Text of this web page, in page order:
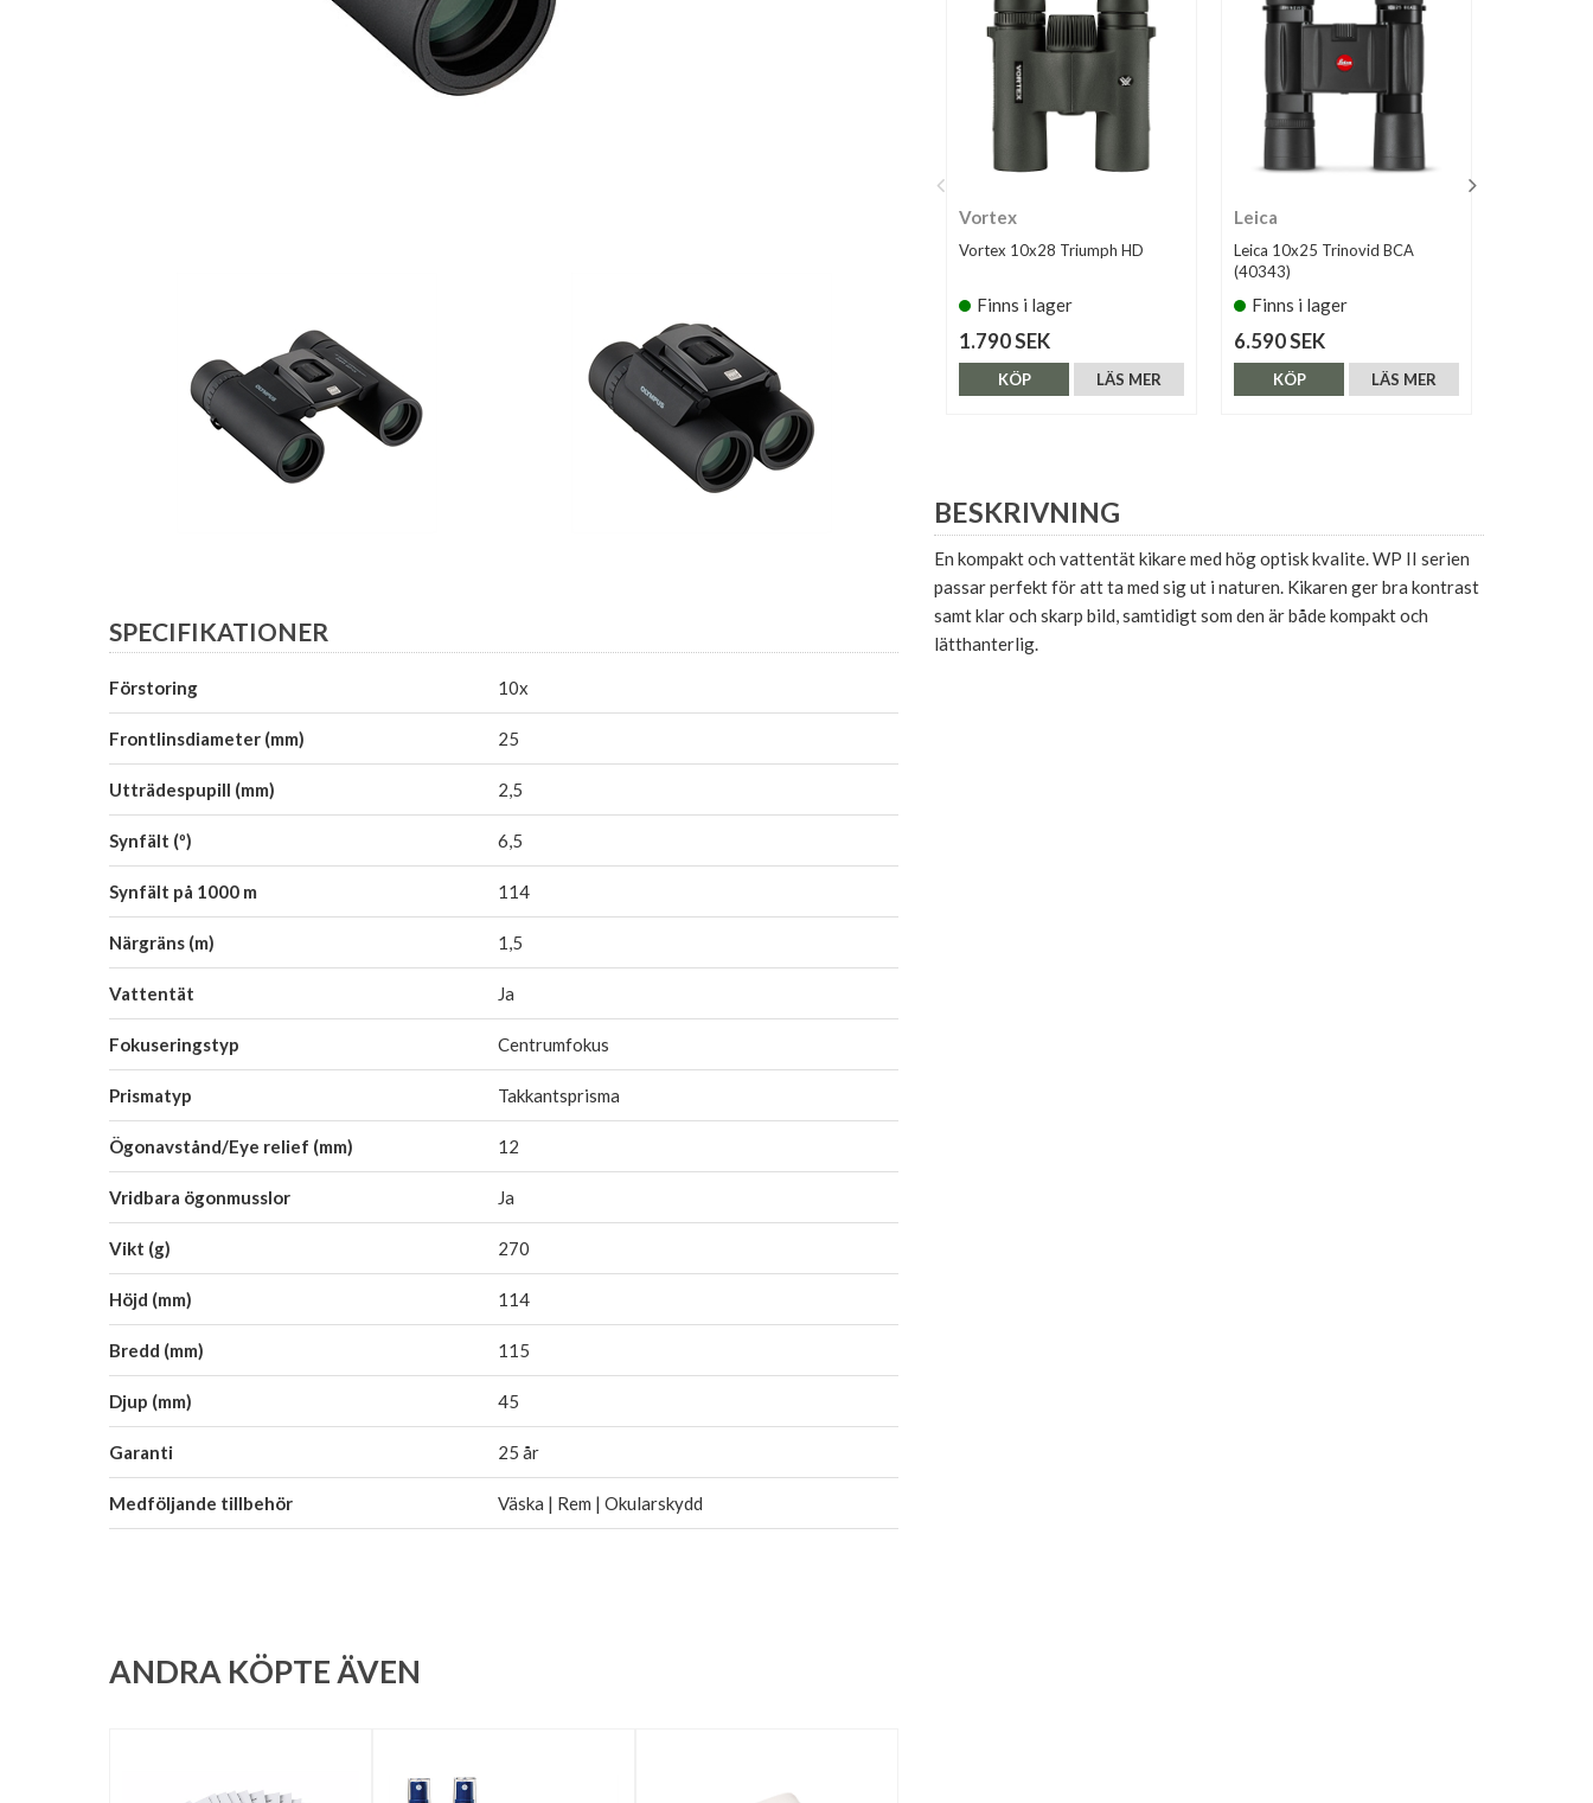
Vortex
Vortex 10x28 Triumph HD
Finns i lager
1.790 SEK
LÄS MER
KÖP
Leica
Leica 10x25 Trinovid BCA
(40343)
Finns i lager
6.590 SEK
LÄS MER
KÖP
BESKRIVNING
En kompakt och vattentät kikare med hög optisk kvalite. WP II serien
passar perfekt för att ta med sig ut i naturen. Kikaren ger bra kontrast
samt klar och skarp bild, samtidigt som den är både kompakt och
lätthanterlig.
SPECIFIKATIONER
Förstoring 10x
Frontlinsdiameter (mm) 25
Utträdespupill (mm) 2,5
Synfält (º) 6,5
Synfält på 1000 m 114
Närgräns (m) 1,5
Vattentät Ja
Fokuseringstyp Centrumfokus
Prismatyp Takkantsprisma
Ögonavstånd/Eye relief (mm) 12
Vridbara ögonmusslor Ja
Vikt (g) 270
Höjd (mm) 114
Bredd (mm) 115
Djup (mm) 45
Garanti 25 år
Medföljande tillbehör Väska | Rem | Okularskydd
ANDRA KÖPTE ÄVEN